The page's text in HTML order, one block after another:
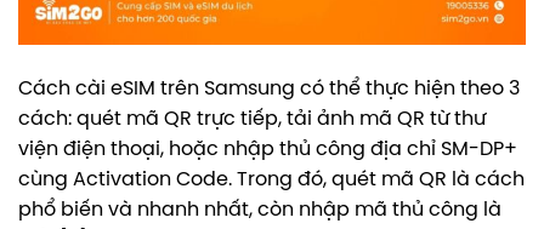
Cách cài eSIM trên Samsung có thể thực hiện theo 3
cách: quét mã QR trực tiếp, tải ảnh mã QR từ thư
viện điện thoại, hoặc nhập thủ công địa chỉ SM-DP+
cùng Activation Code. Trong đó, quét mã QR là cách
phổ biến và nhanh nhất, còn nhập mã thủ công là